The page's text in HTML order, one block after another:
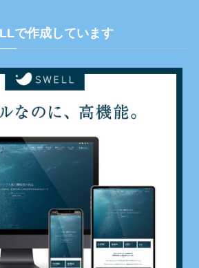
で作成しています